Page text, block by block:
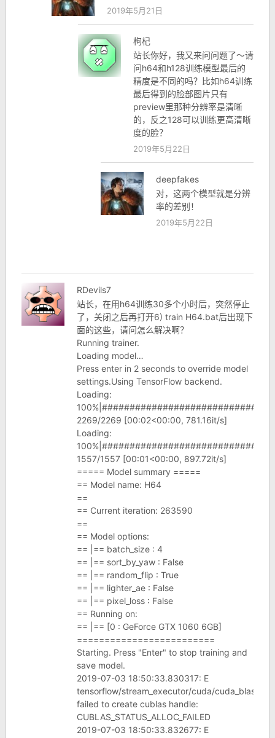
2019年5月21日
枸杞
站长你好，我又来问问题了～请
问h64和h128训练模型最后的
精度是不同的吗？比如h64训练
最后得到的脸部图片只有
preview里那种分辨率是清晰
的，反之128可以训练更高清晰
度的脸？
2019年5月22日
deepfakes
对，这两个模型就是分辨
率的差别！
2019年5月22日
RDevils7
站长，在用h64训练30多个小时后，突然停止
了，关闭之后再打开6) train H64.bat后出现下
面的这些，请问怎么解决啊？
Running trainer.
Loading model…
Press enter in 2 seconds to override model
settings.Using TensorFlow backend.
Loading:
2269/2269 [00:02<00:00, 781.16it/s]
Loading:
1557/1557 [00:01<00:00, 897.72it/s]
===== Model summary =====
== Model name: H64
==
== Current iteration: 263590
==
== Model options:
== |== batch_size : 4
== |== sort_by_yaw : False
== |== random_flip : True
== |== lighter_ae : False
== |== pixel_loss : False
== Running on:
== |== [0 : GeForce GTX 1060 6GB]
=========================
Starting. Press "Enter" to stop training and
save model.
2019-07-03 18:50:33.830317: E
tensorflow/stream_executor/cuda/
failed to create cublas handle:
CUBLAS_STATUS_ALLOC_FAILED
2019-07-03 18:50:33.832677: E